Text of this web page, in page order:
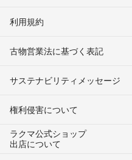
利用規約
古物営業法に基づく表記
サステナビリティメッセージ
権利侵害について
ラクマ公式ショップ
出店について